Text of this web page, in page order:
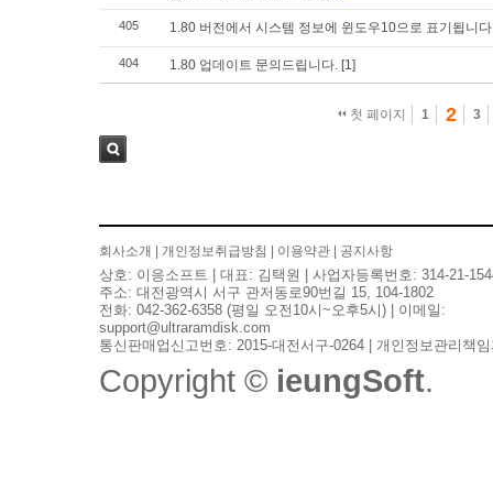
405 1.80 버전에서 시스템 정보에 윈도우10으로 표기됩니
404 1.80 업데이트 문의드립니다. [1]
첫 페이지 1 2 3
회사소개 개인정보취급방침 이용약관 공지사항
상호: 이응소프트 | 대표: 김택원 | 사업자등록번호: 314-21-
주소: 대전광역시 서구 관저동로90번길 15, 104-1802
전화: 042-362-6358 (평일 오전10시~오후5시) | 이메일:
support@ultraramdisk.com
통신판매업신고번호: 2015-대전서구-0264 | 개인정보관리책
Copyright © ieungSoft.